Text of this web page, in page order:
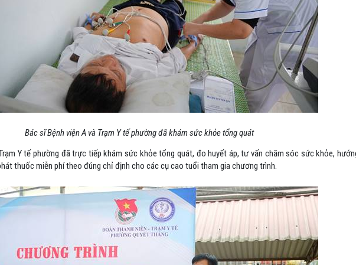
Bác sĩ Bệnh viện A và Trạm Y tế phường đã khám sức khỏe tổng quát
Y tế phường đã trực tiếp khám sức khỏe tổng quát, đo huyết áp, tư vấn chăm sóc sức khỏe,
thuốc miễn phí theo đúng chỉ định cho các cụ cao tuổi tham gia chương trình.